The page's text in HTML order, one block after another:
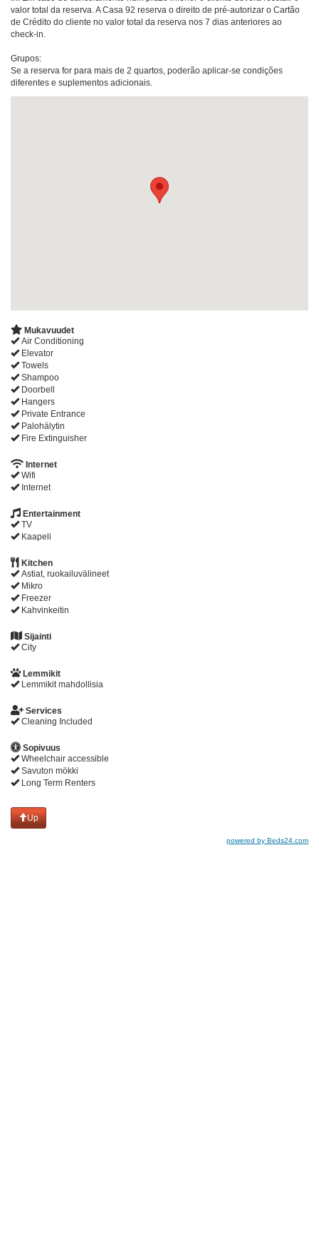
valor total da reserva. A Casa 92 reserva o direito de pré-autorizar o Cartão
de Crédito do cliente no valor total da reserva nos 7 dias anteriores ao
check-in.
Grupos:
Se a reserva for para mais de 2 quartos, poderão aplicar-se condições
diferentes e suplementos adicionais.
Mukavuudet
Air Conditioning
Elevator
Towels
Shampoo
Doorbell
Hangers
Private Entrance
Palohälytin
Fire Extinguisher
Internet
Wifi
Internet
Entertainment
TV
Kaapeli
Kitchen
Astiat, ruokailuvälineet
Mikro
Freezer
Kahvinkeitin
Sijainti
City
Lemmikit
Lemmikit mahdollisia
Services
Cleaning Included
Sopivuus
Wheelchair accessible
Savuton mökki
Long Term Renters
Up
powered by Beds24.com